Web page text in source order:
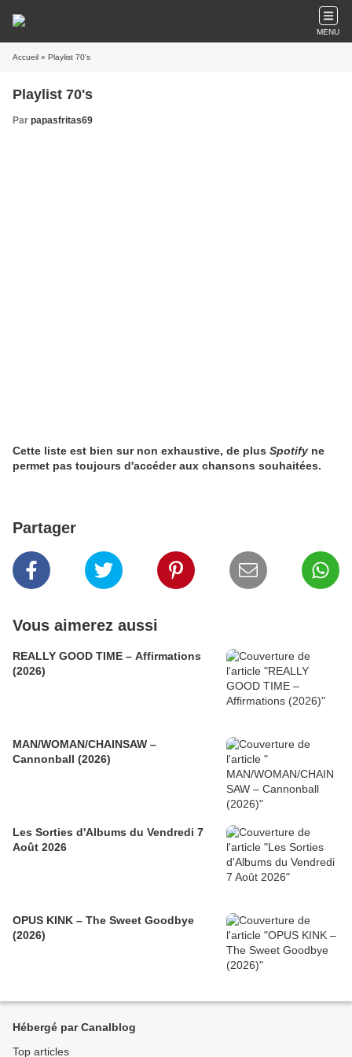
MENU
Accueil » Playlist 70's
Playlist 70's
Par papasfritas69
Cette liste est bien sur non exhaustive, de plus Spotify ne
permet pas toujours d'accéder aux chansons souhaitées.
Partager
Vous aimerez aussi
REALLY GOOD TIME – Affirmations
(2026)
MAN/WOMAN/CHAINSAW –
Cannonball (2026)
Les Sorties d'Albums du Vendredi 7
Août 2026
OPUS KINK – The Sweet Goodbye
(2026)
Hébergé par Canalblog
Top articles